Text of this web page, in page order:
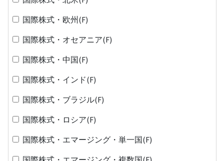
国際株式・欧州(F)
国際株式・オセアニア(F)
国際株式・中国(F)
国際株式・インド(F)
国際株式・ブラジル(F)
国際株式・ロシア(F)
国際株式・エマージング・単一国(F)